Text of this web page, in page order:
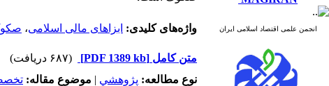
انجمن علمی اقتصاد اسلامی ایران واژه‌های کلیدی: ابزاهای مالی اسلامی،
متن کامل [PDF 1389 kb]
(۶۸۷ دریافت)
نوع مطالعه: پژوهشي | موضوع مقاله: